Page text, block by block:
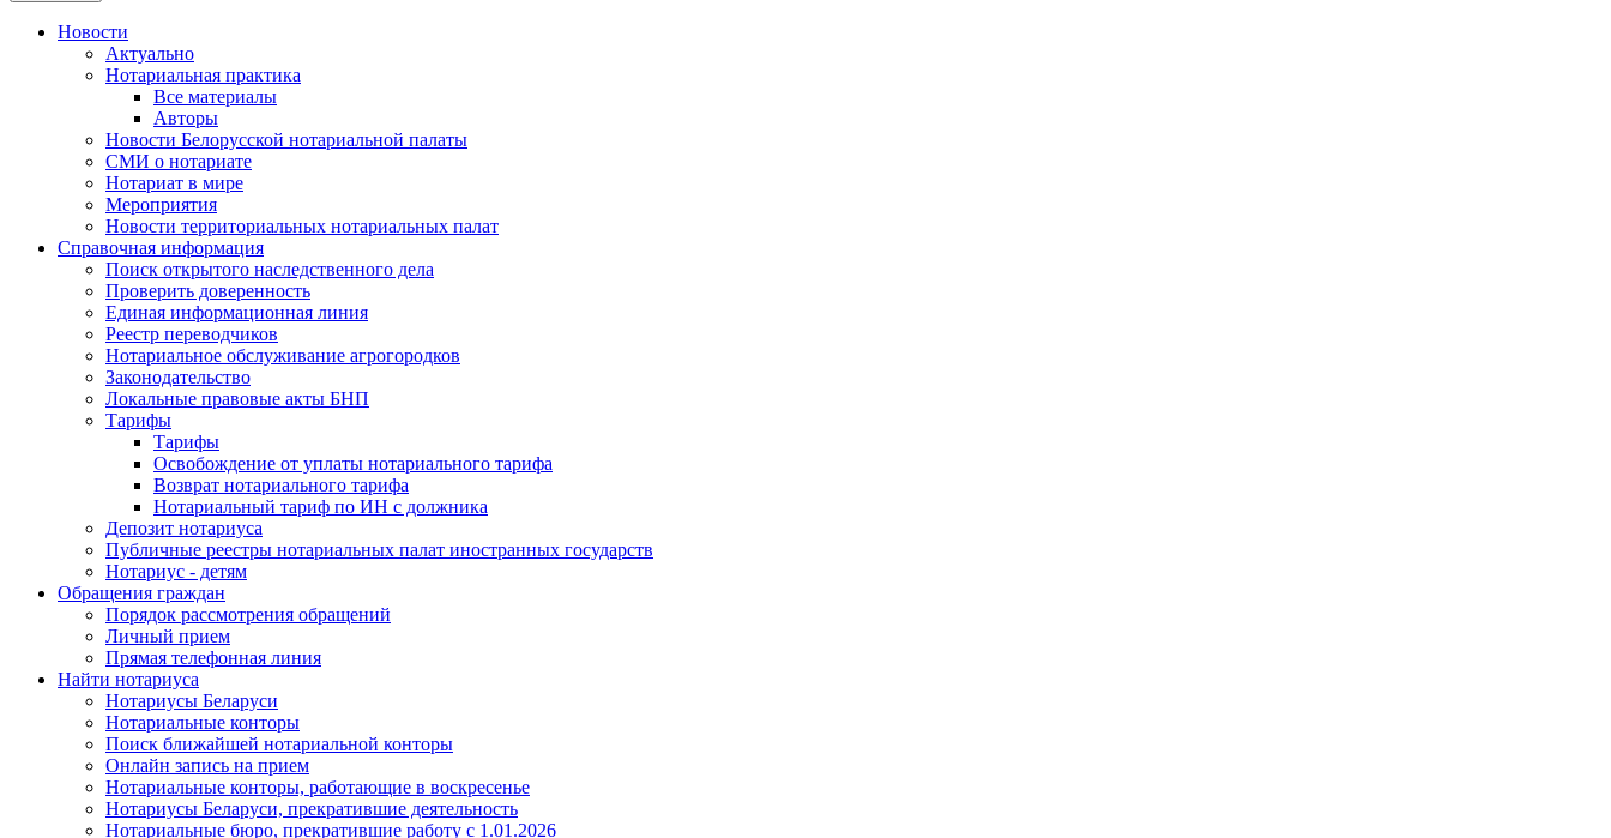
Новости
Актуально
Нотариальная практика
Все материалы
Авторы
Новости Белорусской нотариальной палаты
СМИ о нотариате
Нотариат в мире
Мероприятия
Новости территориальных нотариальных палат
Справочная информация
Поиск открытого наследственного дела
Проверить доверенность
Единая информационная линия
Реестр переводчиков
Нотариальное обслуживание агрогородков
Законодательство
Локальные правовые акты БНП
Тарифы
Тарифы
Освобождение от уплаты нотариального тарифа
Возврат нотариального тарифа
Нотариальный тариф по ИН с должника
Депозит нотариуса
Публичные реестры нотариальных палат иностранных государств
Нотариус - детям
Обращения граждан
Порядок рассмотрения обращений
Личный прием
Прямая телефонная линия
Найти нотариуса
Нотариусы Беларуси
Нотариальные конторы
Поиск ближайшей нотариальной конторы
Онлайн запись на прием
Нотариальные конторы, работающие в воскресенье
Нотариусы Беларуси, прекратившие деятельность
Нотариальные бюро, прекратившие работу с 1.01.2026